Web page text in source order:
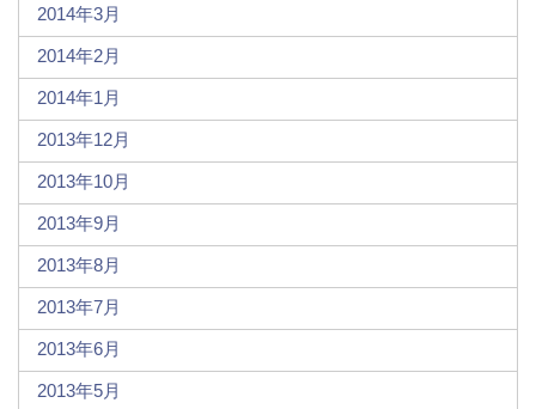
2014年3月
2014年2月
2014年1月
2013年12月
2013年10月
2013年9月
2013年8月
2013年7月
2013年6月
2013年5月